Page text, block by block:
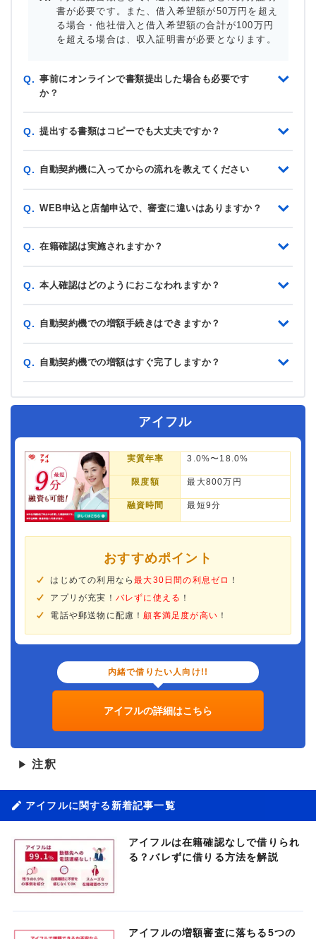
書が必要です。また、借入希望額が50万円を超え
る場合・他社借入と借入希望額の合計が100万円
を超える場合は、収入証明書が必要となります。
Q. 事前にオンラインで書類提出した場合も必要です
か？
Q. 提出する書類はコピーでも大丈夫ですか？
Q. 自動契約機に入ってからの流れを教えてください
Q. WEB申込と店舗申込で、審査に違いはありますか？
Q. 在籍確認は実施されますか？
Q. 本人確認はどのようにおこなわれますか？
Q. 自動契約機での増額手続きはできますか？
Q. 自動契約機での増額はすぐ完了しますか？
アイフル
実質年率 3.0%〜18.0%
限度額 最大800万円
融資時間 最短9分
おすすめポイント
はじめての利用なら最大30日間の利息ゼロ ！
アプリが充実！ バレずに使える ！
電話や郵送物に配慮！ 顧客満足度が高い ！
内緒で借りたい人向け!!
アイフルの詳細はこちら
▶ 注釈
アイフルに関する新着記事一覧
アイフルは在籍確認なしで借りられ
る？バレずに借りる方法を解説
アイフルの増額審査に落ちる5つの